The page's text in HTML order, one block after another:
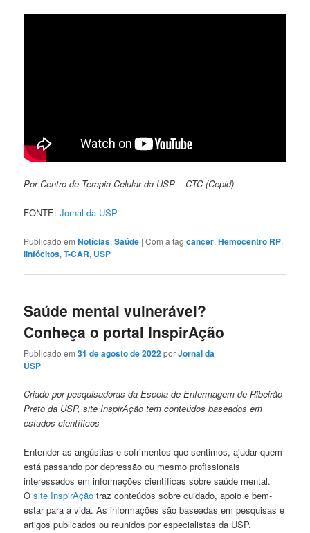
Por Centro de Terapia Celular da USP – CTC (Cepid)
FONTE:Jornal da USP
Publicado em Notícias,Saúde |Com a tagcâncer,Hemocentro RP,
linfócitos,T-CAR, USP
Saúde mental vulnerável?
Conheça o portal InspirAção
Publicado em31 de agosto de 2022porJornal da
USP
Criado por pesquisadoras da Escola de Enfermagem de Ribeirão
Preto da USP, site InspirAção tem conteúdos baseados em
estudos científicos
Entender as angústias e sofrimentos que sentimos, ajudar quem
está passando por depressão ou mesmo profissionais
interessados em informações científicas sobre saúde mental.
O site InspirAção traz conteúdos sobre cuidado, apoio e bem-
estar para a vida. As informações são baseadas em pesquisas e
artigos publicados ou reunidos por especialistas da USP.